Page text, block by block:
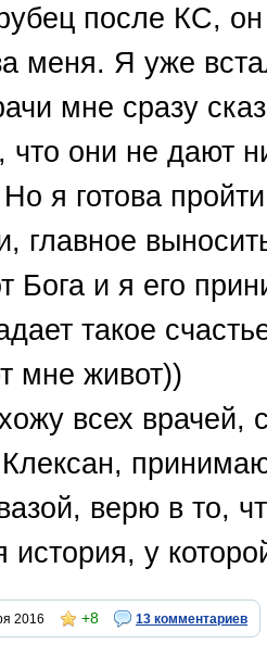
после КС,
меня. Я уже
мне сразу
они не дают
я готова
главное
Бога и я его
такое
мне живот))
всех врачей,
верю в то,
история, у
2016 +8 13 комментариев